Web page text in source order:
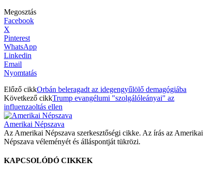
Megosztás
Facebook
X
Pinterest
WhatsApp
Linkedin
Email
Nyomtatás
Előző cikkOrbán beleragadt az idegengyűlölő demagógiába
Következő cikkTrump evangélumi "szolgálóleányai" az
influenzaoltás ellen
Amerikai Népszava
Az Amerikai Népszava szerkesztőségi cikke. Az írás az Amerikai
Népszava véleményét és álláspontját tükrözi.
KAPCSOLÓDÓ CIKKEK